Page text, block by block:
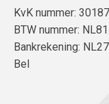
KvK nummer:
BTW nummer:
Bankrekening:
Bel